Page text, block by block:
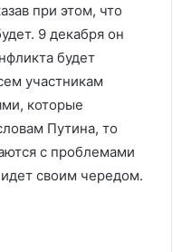
при этом, что
9 декабря он
будет
участникам
которые
Путина, то
с проблемами
своим чередом.